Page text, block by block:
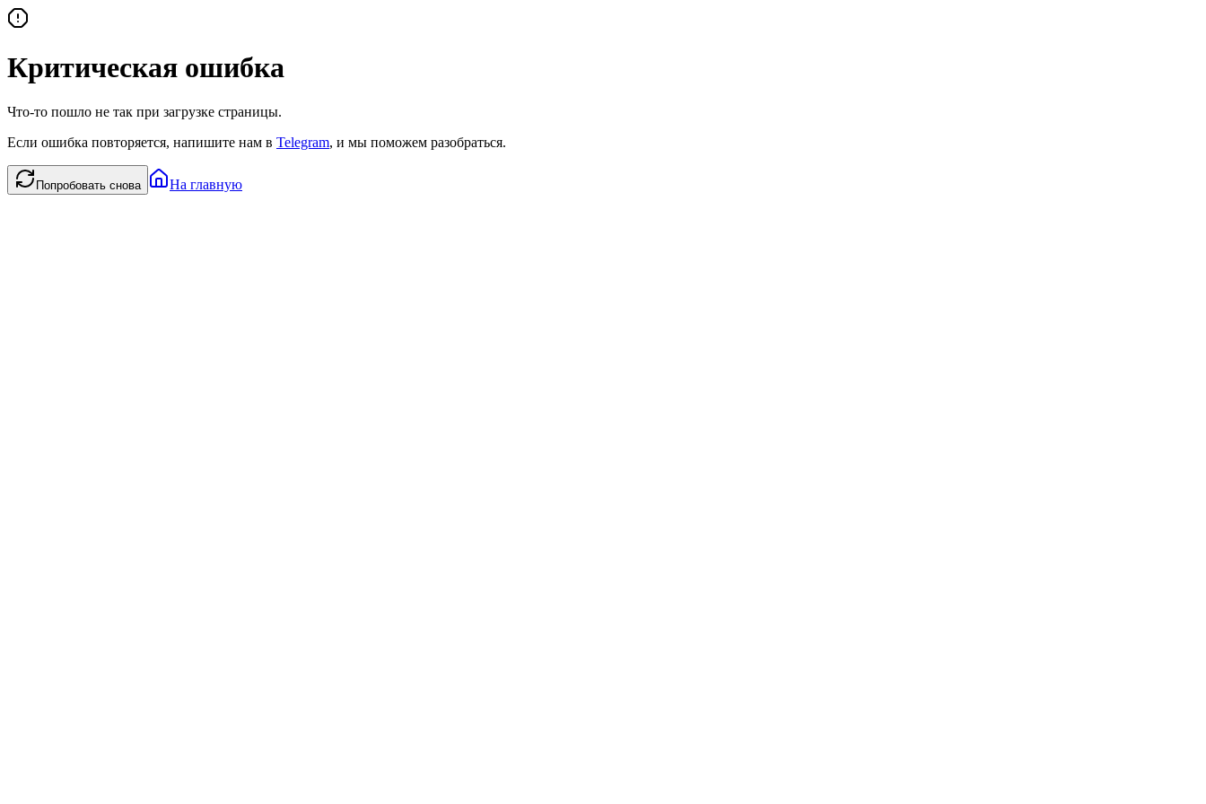
Критическая ошибка
Что-то пошло не так при загрузке страницы.
Если ошибка повторяется, напишите нам в Telegram, и мы поможем разобраться.
Попробовать снова На главную